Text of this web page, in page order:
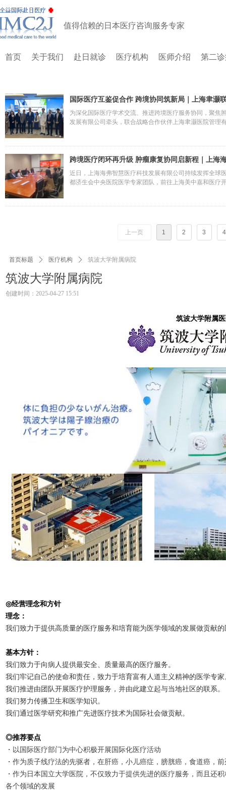
首页 关于我们 赴日就诊 医疗机构 医师介绍 第二
值得信赖的日本医疗咨询服务专家
筑波大学附属病院
筑波大学附属
◎经营理念和方针
理念：
我们致力于提供高质量的医疗服务和培育能为 医学领域的发展做贡献的
基本方针：
我们致力于向病人提供最安全、 质量最高的医疗服务。
我们牢记自己的使命和责任，致力于培育富有人道主 义精神的医学专家
我们推进由 团队开展医疗护理服务 ，并由此建立起与当地社区的联系。
我们 努力传播卫生和医学知识。
我们通过 医学研究和推广先进 医疗技术为 国 际社会做贡献。
◎推荐要点
・以国际医疗部门为中心积极开展国际化医疗活动
・作为质子线疗法的先驱者，在肝癌，小儿癌症，膀胱癌，食道癌，
・作为日本国立大学医院，不仅致力于提供先进的医疗服务，而且还
各个领域的发展
首页标题 ꄲ 医疗机构 ꄲ 筑波大学附属病院
创建时间： 2025-04-27 15:51
国际医疗互鉴促合作 跨境协同筑新局｜上海聿灏
医学中心
为深化国际医疗学术交流、推进跨境医疗服务协同，聚焦
发展有限公司牵头，联合战略合作伙伴上海聿灏医院管理
跨境医疗闭环再升级 肿瘤康复协同启新程｜上海
新虹桥国际门诊部
近日，上海海弗智慧医疗科技发展有限公司持续发挥全球
都济生会中央医院医学专家团队，前往上海美中嘉和医疗
上一页 1 2 3 4